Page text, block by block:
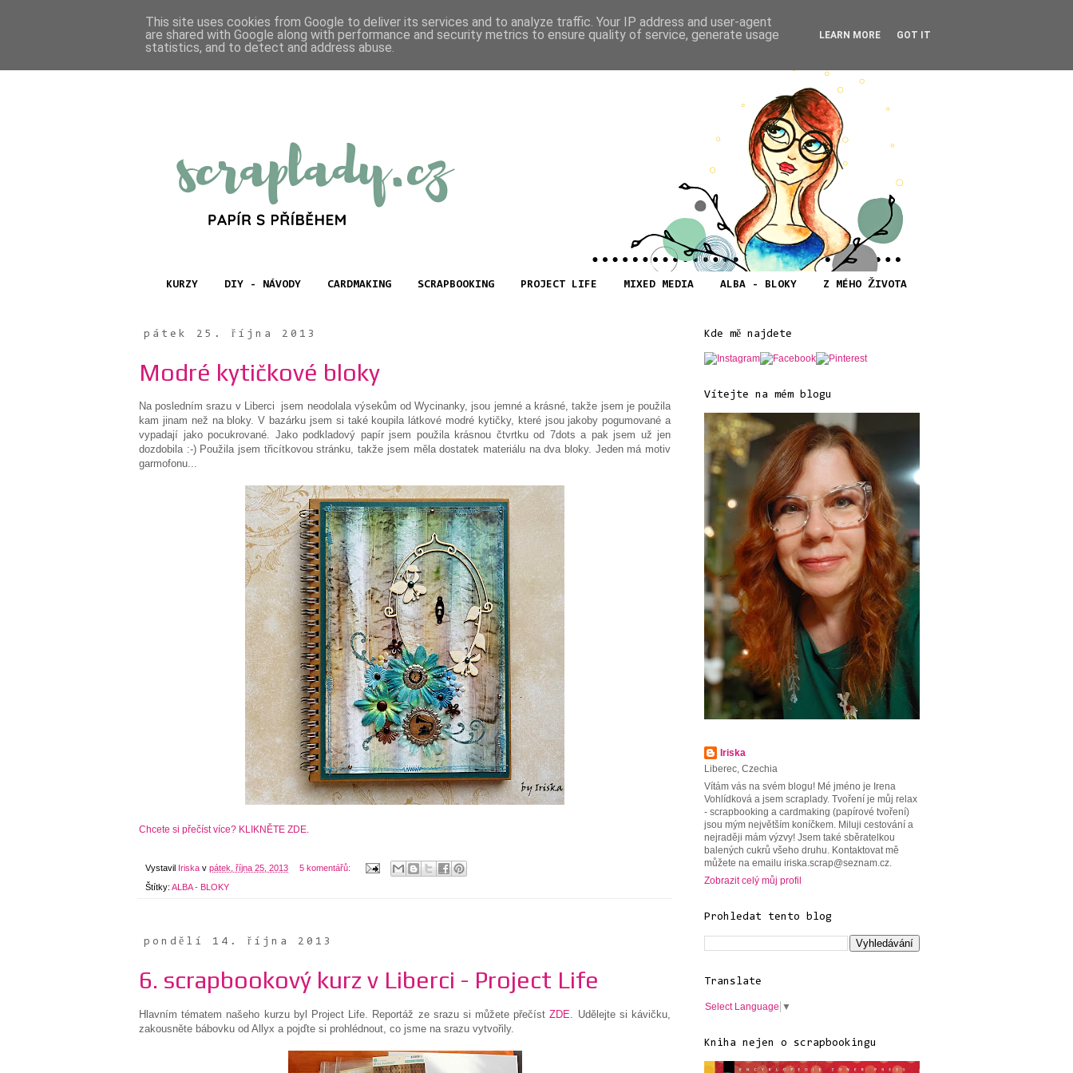
KURZY DIY - NÁVODY CARDMAKING SCRAPBOOKING PROJECT LIFE MIXED MEDIA ALBA - BLOKY Z MÉHO ŽIVOTA
pátek 25. října 2013
Modré kytičkové bloky
Na posledním srazu v Liberci jsem neodolala výsekům od Wycinanky, jsou jemné a krásné, takže jsem je použila
kam jinam než na bloky. V bazárku jsem si také koupila látkové modré kytičky, které jsou jakoby pogumované a
vypadají jako pocukrované. Jako podkladový papír jsem použila krásnou čtvrtku od 7dots a pak jsem už jen
dozdobila :-) Použila jsem třicítkovou stránku, takže jsem měla dostatek materiálu na dva bloky. Jeden má motiv
garmofonu...
Chcete si přečíst více? KLIKNĚTE ZDE.
Vystavil Iriska v pátek, října 25, 2013 5 komentářů:
Štítky: ALBA - BLOKY
pondělí 14. října 2013
6. scrapbookový kurz v Liberci - Project Life
Hlavním tématem našeho kurzu byl Project Life. Reportáž ze srazu si můžete přečístZDE . Udělejte si kávičku,
zakousněte bábovku od Allyx a pojďte si prohlédnout, co jsme na srazu vytvořily.
Kde mě najdete
Vítejte na mém blogu
Iriska
Liberec, Czechia
Vítám vás na svém blogu! Mé jméno je Irena
Vohlídková a jsem scraplady. Tvoření je můj relax
- scrapbooking a cardmaking (papírové tvoření)
jsou mým největším koníčkem. Miluji cestování a
nejraději mám výzvy! Jsem také sběratelkou
balených cukrů všeho druhu. Kontaktovat mě
můžete na emailu iriska.scrap@seznam.cz.
Zobrazit celý můj profil
Prohledat tento blog
Translate
Select Language ▼
Kniha nejen o scrapbookingu
This site uses cookies from Google to deliver its services and to analyze traffic. Your IP address and user-agent
are shared with Google along with performance and security metrics to ensure quality of service, generate usage
statistics, and to detect and address abuse.
LEARN MORE GOT IT